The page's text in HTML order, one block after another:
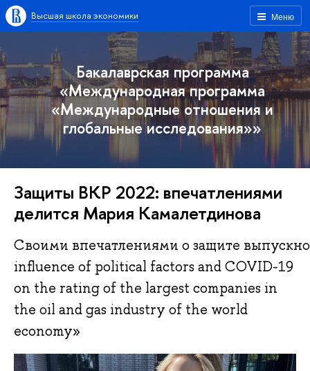
Меню
Высшая школа экономики
Бакалаврская программа
«Международная программа
«Международные отношения и
глобальные исследования»»
Защиты ВКР 2022: впечатлениями
делится Мария Камалетдинова
Своими впечатлениями о защите
influence of political factors and COVID-19
on the rating of the largest companies in
the oil and gas industry of the world
economy»